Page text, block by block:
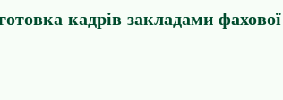
кадрів закладами